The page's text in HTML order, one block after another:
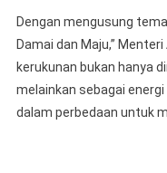
Dengan mengusung
Damai dan Maju,”
kerukunan bukan hanya
melainkan sebagai
dalam perbedaan untuk